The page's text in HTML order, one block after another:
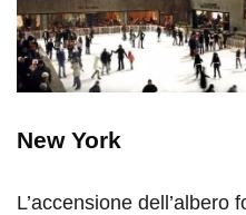
New York
L’accensione dell’albero